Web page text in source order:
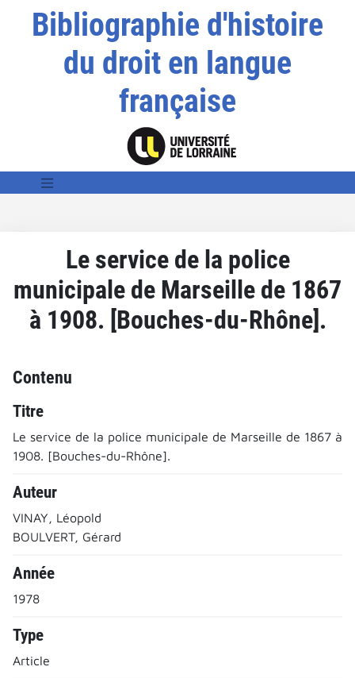
Bibliographie d'histoire
du droit en langue
française
Le service de la police
municipale de Marseille de 1867
à 1908. [Bouches-du-Rhône].
Contenu
Titre
Le service de la police municipale de Marseille de 1867 à
1908. [Bouches-du-Rhône].
Auteur
VINAY, Léopold
BOULVERT, Gérard
Année
1978
Type
Article